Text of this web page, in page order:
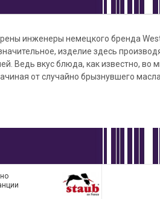
инженеры немецкого бренда
изделие здесь
Ведь вкус блюда, как известно, во
от случайно брызнувшего